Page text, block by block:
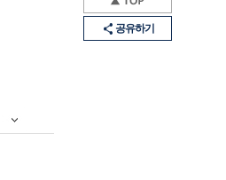
공유하기